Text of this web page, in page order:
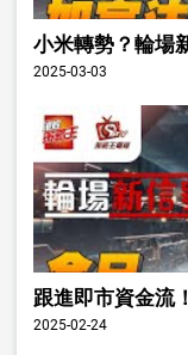
小米轉勢？輪場
2025-03-03
跟進即市資金流
2025-02-24